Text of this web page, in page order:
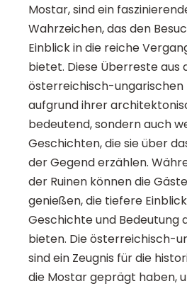
Mostar, sind ein
Wahrzeichen, das den
Einblick in die reiche
bietet. Diese Überreste aus
österreichisch-ungarischen
aufgrund ihrer
bedeutend, sondern auch
Geschichten, die sie über
der Gegend erzählen.
der Ruinen können die
genießen, die tiefere
Geschichte und Bedeutung
bieten. Die österreichisch-
sind ein Zeugnis für die
die Mostar geprägt haben,